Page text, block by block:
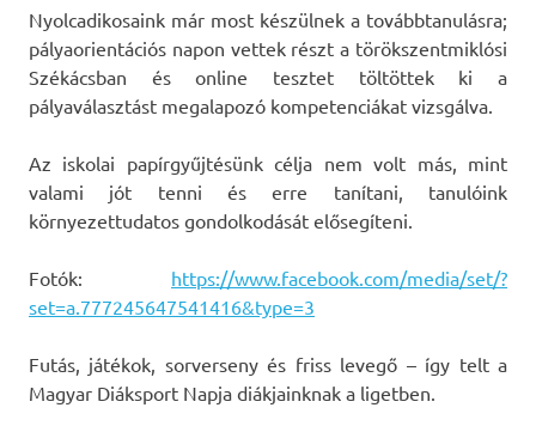
Nyolcadikosaink már most készülnek a továbbtanulásra;
pályaorientációs napon vettek részt a törökszentmiklósi
Székácsban és online tesztet töltöttek ki a
pályaválasztást megalapozó kompetenciákat vizsgálva.
Az iskolai papírgyűjtésünk célja nem volt más, mint
valami jót tenni és erre tanítani, tanulóink
környezettudatos gondolkodását elősegíteni.
Fotók: https://www.facebook.com/media/set/?
set=a.777245647541416&type=3
Futás, játékok, sorverseny és friss levegő – így telt a
Magyar Diáksport Napja diákjainknak a ligetben.